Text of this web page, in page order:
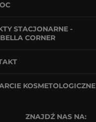
STACJONARNE -
CORNER
KOSMETOLOGICZNE
ZNAJDŹ NAS NA: